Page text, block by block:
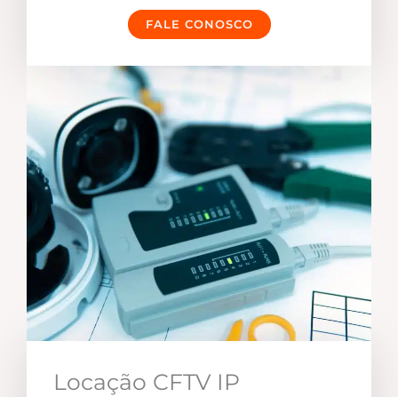
FALE CONOSCO
Locação CFTV IP